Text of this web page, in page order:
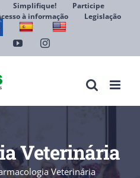
Simplifique!
Participe
à informação
Legislação
YouTubeInstagram
Veterinária
Veterinária